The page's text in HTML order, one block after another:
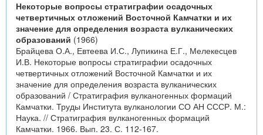
Некоторые вопросы стратиграфии осадочных
четвертичных отложений Восточной Камчатки и их
значение для определения возраста вулканических
образований (1966)
Брайцева О.А., Евтеева И.С., Лупикина Е.Г., Мелекесцев
И.В. Некоторые вопросы стратиграфии осадочных
четвертичных отложений Восточной Камчатки и их
значение для определения возраста вулканических
образований / Стратиграфия вулканогенных формаций
Камчатки. Труды Института вулканологии СО АН СССР. М.:
Наука. // Стратиграфия вулканогенных формаций
Камчатки. 1966. Вып. 23. С. 112-167.